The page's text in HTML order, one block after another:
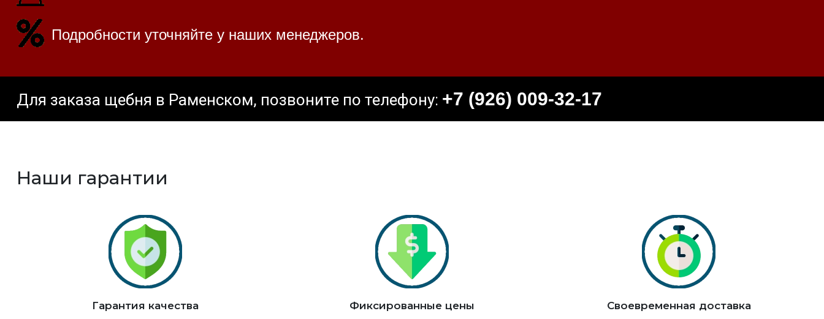
Подробности уточняйте у наших менеджеров.
Для заказа щебня в Раменском, позвоните по телефону: +7 (926) 009-32-17
Наши гарантии
Гарантия качества Фиксированные цены Своевременная доставка